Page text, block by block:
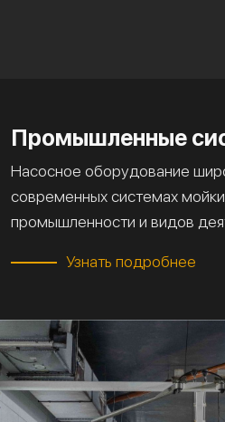
Промышленные
Насосное оборудование
современных системах
промышленности и видов
Узнать подробнее